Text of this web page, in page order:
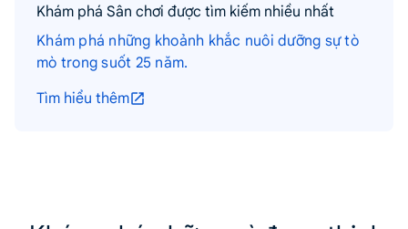
Khám phá Sân chơi được tìm kiếm nhiều nhất
Khám phá những khoảnh khắc nuôi dưỡng sự tò
mò trong suốt 25 năm.
Tìm hiểu thêm